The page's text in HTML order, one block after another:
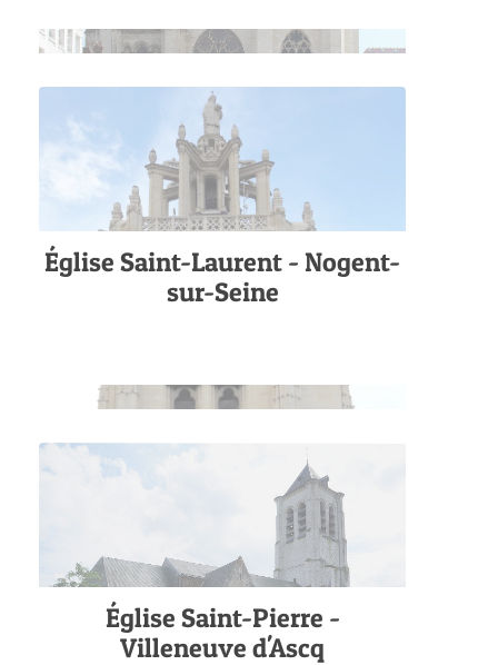
Église Saint-Laurent - Nogent-
sur-Seine
Église Saint-Pierre -
Villeneuve d'Ascq